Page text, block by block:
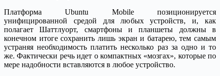
Платформа Ubuntu Mobile позиционируется
унифицированной средой для любых устройств, и, как
полагает Шаттлуорт, смартфоны и планшеты должны в
конечном итоге сохранить лишь экран и батарею, тем самым
устраняя необходимость платить несколько раз за одно и то
же. Фактически речь идет о компактных «мозгах», которые по
мере надобности вставляются в любое устройство.